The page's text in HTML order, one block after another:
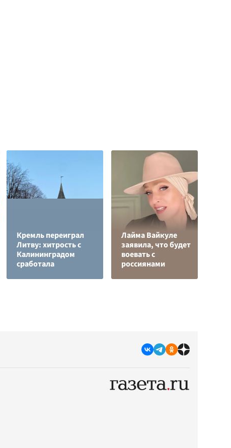
Кремль переиграл
Литву: хитрость с
Калининградом
сработала
Лайма Вайкуле
заявила, что будет
воевать с
россиянами